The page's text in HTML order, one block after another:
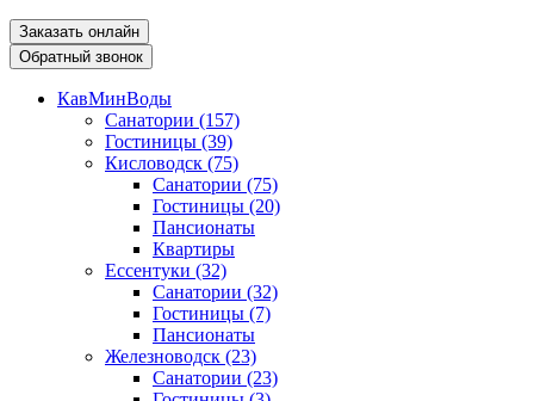
Заказать онлайн
Обратный звонок
КавМинВоды
Санатории (157)
Гостиницы (39)
Кисловодск (75)
Санатории (75)
Гостиницы (20)
Пансионаты
Квартиры
Ессентуки (32)
Санатории (32)
Гостиницы (7)
Пансионаты
Железноводск (23)
Санатории (23)